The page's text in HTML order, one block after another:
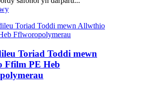
Toriad Toddi mewn
Ffilm PE Heb